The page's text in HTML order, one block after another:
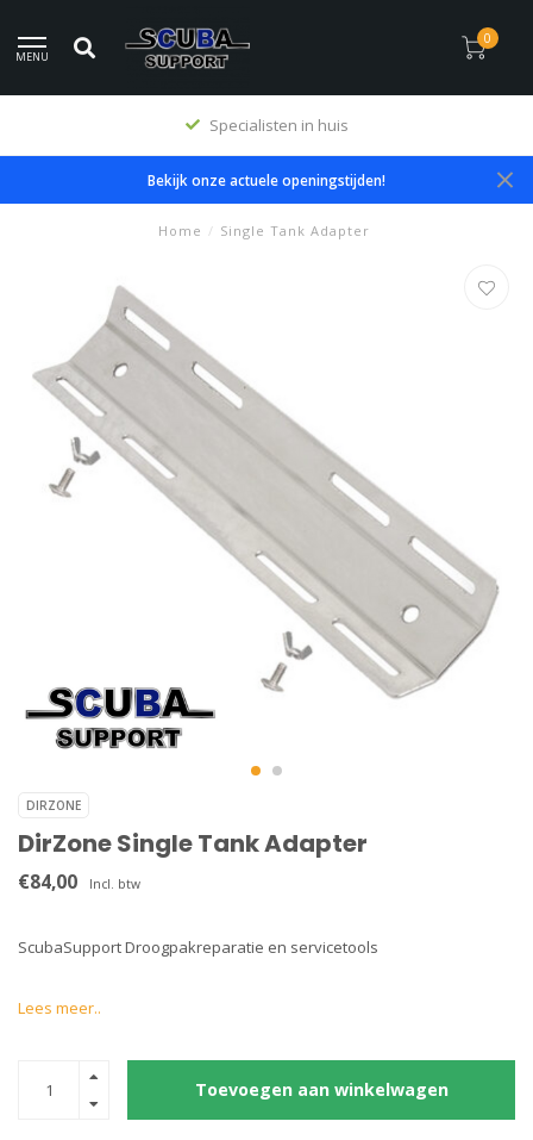
MENU
0
Specialisten in huis
Bekijk onze actuele openingstijden!
Home / Single Tank Adapter
DIRZONE
DirZone Single Tank Adapter
€84,00 Incl. btw
ScubaSupport Droogpakreparatie en servicetools
Lees meer..
Toevoegen aan winkelwagen